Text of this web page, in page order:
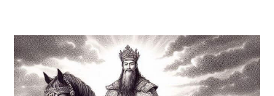
מגילת
אסתר
לילדים
בשפה